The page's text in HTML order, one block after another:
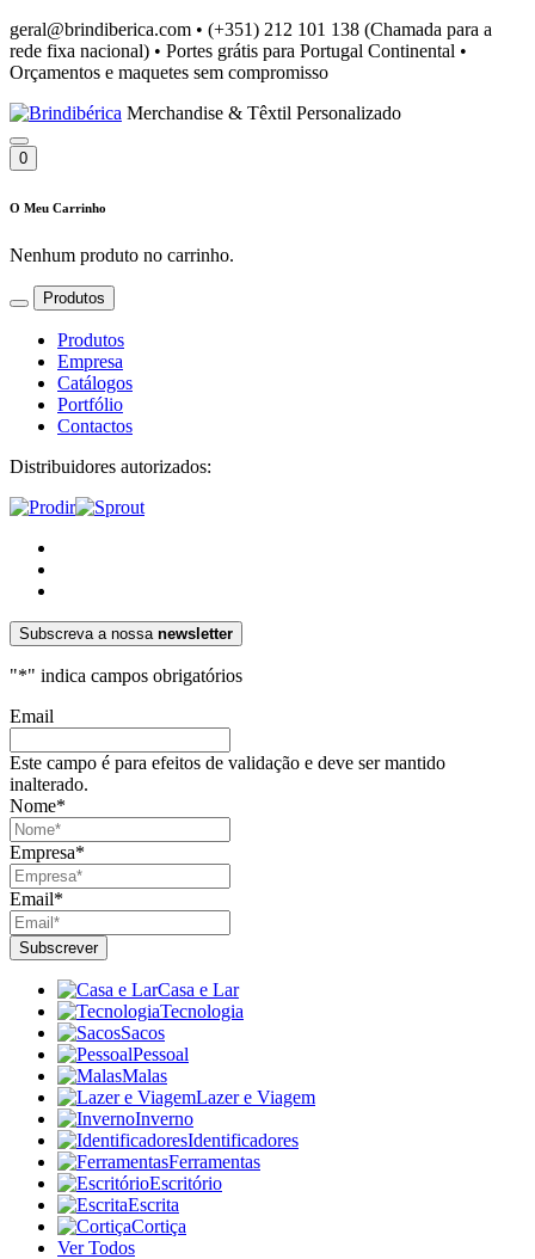
geral@brindiberica.com • (+351) 212 101 138 (Chamada para a
rede fixa nacional) • Portes grátis para Portugal Continental •
Orçamentos e maquetes sem compromisso
Merchandise & Têxtil Personalizado
0
O Meu Carrinho
Nenhum produto no carrinho.
Produtos
Produtos
Empresa
Catálogos
Portfólio
Contactos
Distribuidores autorizados:
Subscreva a nossa newsletter
"*" indica campos obrigatórios
Email
Este campo é para efeitos de validação e deve ser mantido
inalterado.
Nome*
Empresa*
Email*
Casa e Lar
Tecnologia
Sacos
Pessoal
Malas
Lazer e Viagem
Inverno
Identificadores
Ferramentas
Escritório
Escrita
Cortiça
Ver Todos